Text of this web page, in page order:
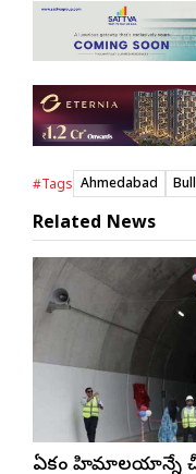
#Tags Ahmedabad
Related News
ఏకంగా హిమాలయాన్నే